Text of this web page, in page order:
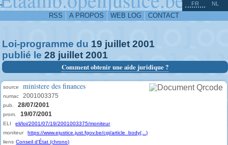
-
RSS A PROPOS WEB LOG CONTACT
FR NL
Loi-programme du 19 juillet 2001
publié le 28 juillet 2001
Comment obtenir une aide juridique ?
source ministere des finances
numac 2001003375
pub. 28/07/2001
prom. 19/07/2001
ELI
eli/loi/2001/07/19/2001003375/moniteur
moniteur
https://www.ejustice.just.fgov.be/cgi/article_body(...)
liens Conseil d'État (chrono)
^